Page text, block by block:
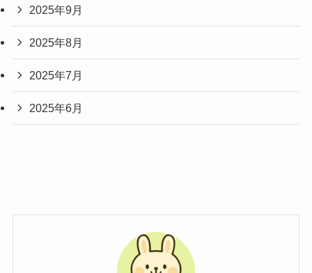
2025年9月
2025年8月
2025年7月
2025年6月